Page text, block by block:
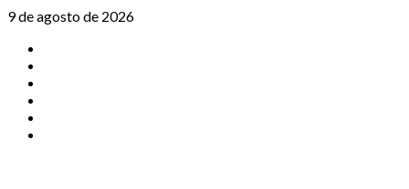
Saltar
contenido
9 de agosto de 2026